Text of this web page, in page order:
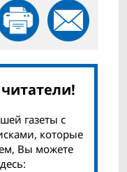
газеты с
которые
Вы можете